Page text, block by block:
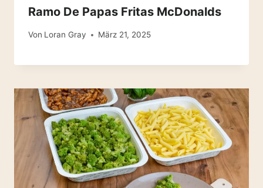
Ramo De Papas Fritas McDonalds
Von Loran Gray März 21, 2025